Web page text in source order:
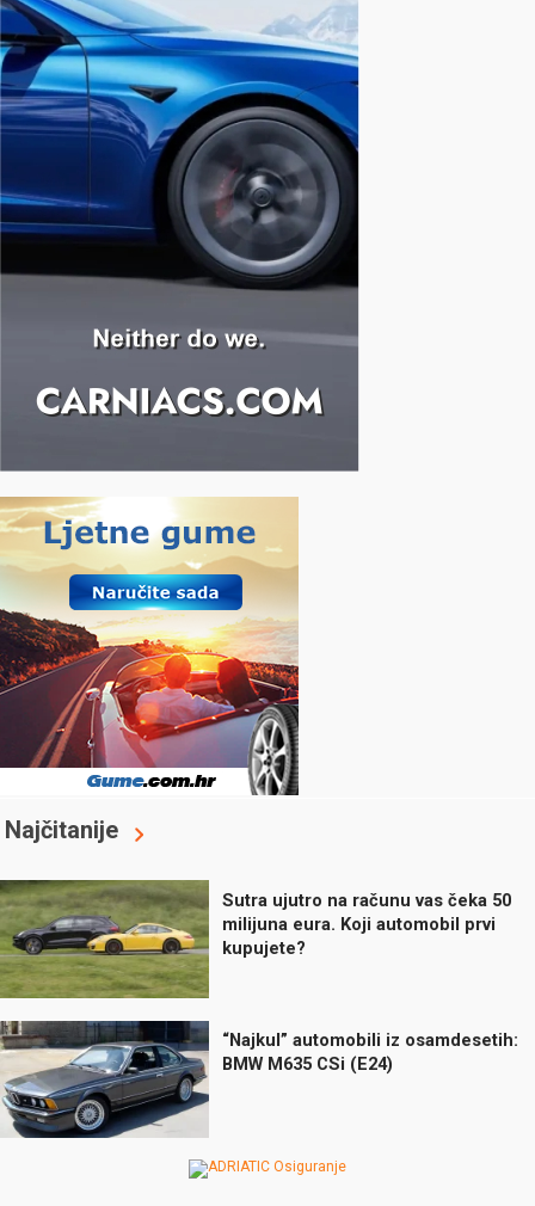
Najčitanije
Sutra ujutro na računu vas čeka 50
milijuna eura. Koji automobil prvi
kupujete?
“Najkul” automobili iz osamdesetih:
BMW M635 CSi (E24)